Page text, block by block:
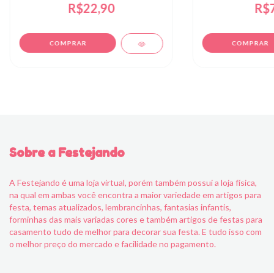
R$22,90
Sobre a Festejando
A Festejando é uma loja virtual, porém também possui a loja física,
na qual em ambas você encontra a maior variedade em artigos para
festa, temas atualizados, lembrancinhas, fantasias infantis,
forminhas das mais variadas cores e também artigos de festas para
casamento tudo de melhor para decorar sua festa. E tudo isso com
o melhor preço do mercado e facilidade no pagamento.